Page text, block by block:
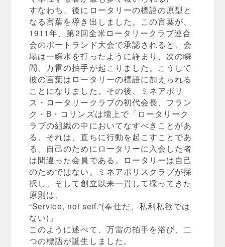
すなわち、後にロータリーの標語の原型と
なる言葉を導き出しました。この言葉が、
1911年、第2回全米ロータリークラブ連合
会のポートランド大会で承認されると、会
場は一瞬水を打ったように静まり、次の瞬
間、万雷の拍手が起こりました。こうして
彼の言葉はロータリーの標語に加えられる
ことになりました。その後、ミネアポリ
ス・ロータリークラブの初代会長、フラン
ク・B・コリンズは壇上で「ロータリーク
ラブの組織の中においてなすべきことがあ
る。それは、直ちに行動を起こすことであ
る。自己のためにロータリーに入会した者
は間違った会員である。ロータリーは自己
のためではない。ミネアポリスクラブが採
択し、そして創立以来一貫して採ってきた
原則は、
“Service, not seif.”(奉仕だ、私利私欲では
ない)」
このように述べて、万雷の拍手を浴び、二
つの標語が誕生しました。